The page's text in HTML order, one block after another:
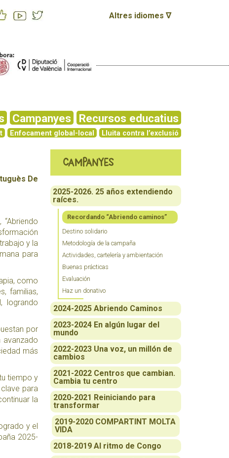
Altres idiomes ∇
Campanyes Recursos educatius
Enfocament global-local Lluita contra l’exclusió
Campanyes
2025-2026. 25 años extendiendo
raíces.
Recordando “Abriendo caminos”
Destino solidario
Metodología de la campaña
Actividades, cartelería y ambientación
Buenas prácticas
Evaluación
Haz un donativo
2024-2025 Abriendo Caminos
2023-2024 En algún lugar del
mundo
2022-2023 Una voz, un millón de
cambios
2021-2022 Centros que cambian.
Cambia tu centro
2020-2021 Reiniciando para
transformar
2019-2020 COMPARTINT MOLTA
VIDA
2018-2019 Al ritmo de Congo
De
y la
para
como
familias,
logrando
por
avanzado
más
tiempo y
para
la
y el
2025-